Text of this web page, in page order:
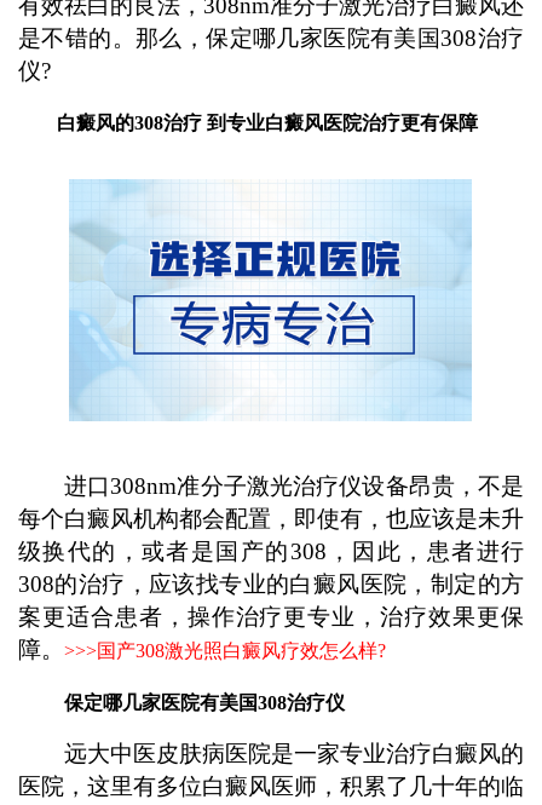
有效祛白的良法，308nm准分子激光治疗白癜风还
是不错的。那么，保定哪几家医院有美国308治疗
仪?
白癜风的308治疗 到专业白癜风医院治疗更有保障
进口308nm准分子激光治疗仪设备昂贵，不是
每个白癜风机构都会配置，即使有，也应该是未升
级换代的，或者是国产的308，因此，患者进行
308的治疗，应该找专业的白癜风医院，制定的方
案更适合患者，操作治疗更专业，治疗效果更保
障。
>>>国产308激光照白癜风疗效怎么样?
保定哪几家医院有美国308治疗仪
远大中医皮肤病医院是一家专业治疗白癜风的
医院，这里有多位白癜风医师，积累了几十年的临